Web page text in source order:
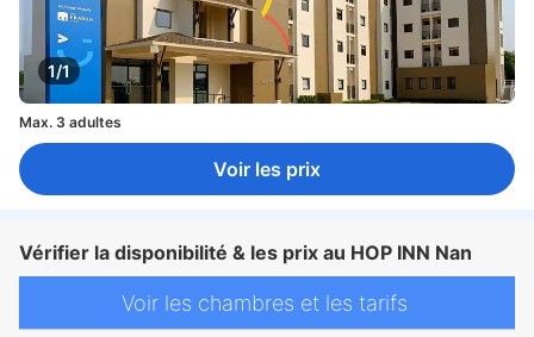
1/1
Max. 3 adultes
Voir les prix
Vérifier la disponibilité & les prix au HOP INN Nan
Voir les chambres et les tarifs